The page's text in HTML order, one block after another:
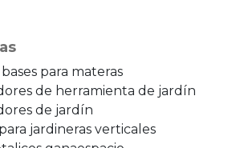
para materas
de herramienta de jardín
de jardín
jardineras verticales